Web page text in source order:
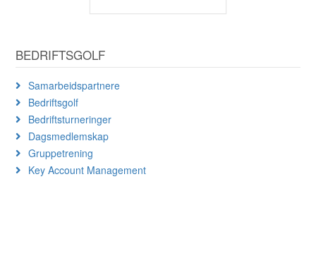
BEDRIFTSGOLF
Samarbeidspartnere
Bedriftsgolf
Bedriftsturneringer
Dagsmedlemskap
Gruppetrening
Key Account Management